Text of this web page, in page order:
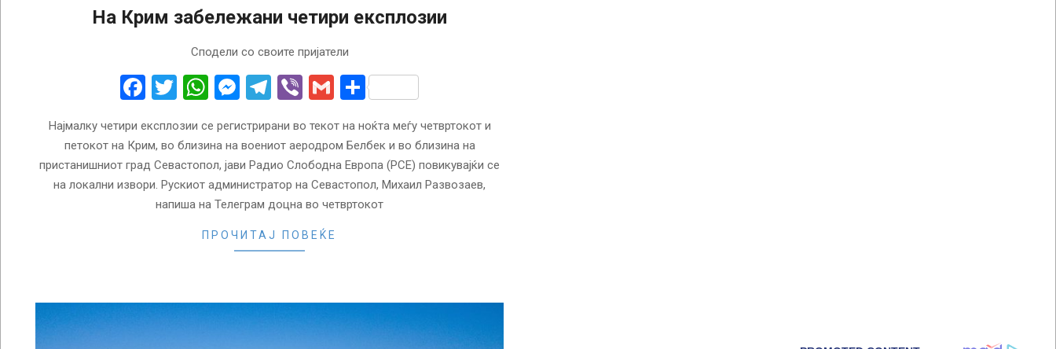
На Крим забележани четири експлозии
Сподели со своите пријатели
Facebook
Twitter
WhatsApp
Messenger
Telegram
ViberGmailShare
Најмалку четири експлозии се регистрирани во текот на ноќта меѓу четвртокот и
петокот на Крим, во близина на воениот аеродром Белбек и во близина на
пристанишниот град Севастопол, јави Радио Слободна Европа (РСЕ) повикувајќи се
на локални извори. Рускиот администратор на Севастопол, Михаил Развозаев,
напиша на Телеграм доцна во четвртокот
ПРОЧИТАЈ ПОВЕЌЕ